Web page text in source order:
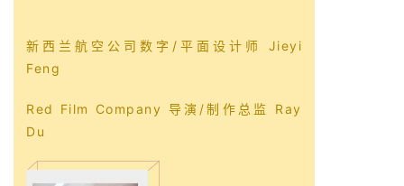
加
美
新西兰航空公司数字/平面设计师 Jieyi
Feng
Red Film Company 导演/制作总监 Ray
Du